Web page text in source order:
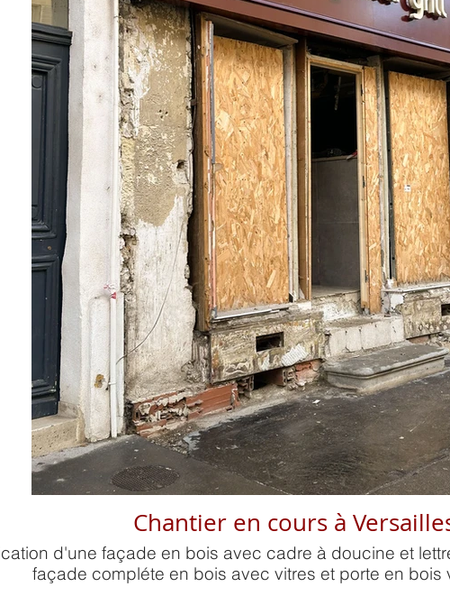
Chantier en cours à
d'une façade en bois avec cadre à doucine et
façade compléte en bois avec vitres et porte en bois